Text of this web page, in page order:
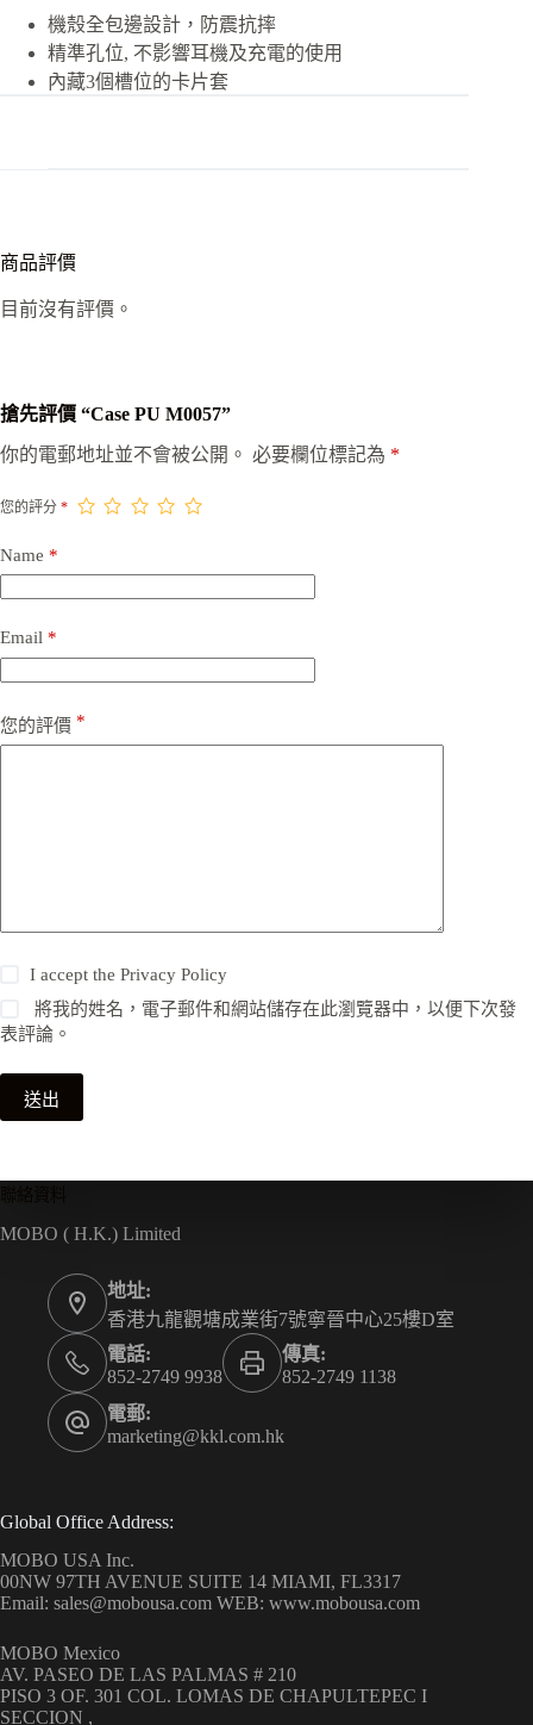
機殼全包邊設計，防震抗摔
精準孔位, 不影響耳機及充電的使用
內藏3個槽位的卡片套
商品評價
目前沒有評價。
搶先評價 “Case PU M0057”
你的電郵地址並不會被公開。 必要欄位標記為 *
您的評分 *
Name *
Email *
您的評價 *
I accept thePrivacy Policy
將我的姓名，電子郵件和網站儲存在此瀏覽器中，以便下次發
表評論。
送出
MOBO ( H.K.) Limited
地址:
香港九龍觀塘成業街7號寧晉中心25樓D室
電話:
852-2749 9938
傳真:
852-2749 1138
電郵:
marketing@kkl.com.hk
Global Office Address:
MOBO USA Inc.
00NW 97TH AVENUE SUITE 14 MIAMI, FL3317
Email: sales@mobousa.com WEB: www.mobousa.com
MOBO Mexico
AV. PASEO DE LAS PALMAS # 210
PISO 3 OF. 301 COL. LOMAS DE CHAPULTEPEC I
SECCION ,